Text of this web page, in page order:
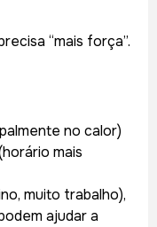
“mais força”.
no calor)
mais
muito trabalho),
ajudar a